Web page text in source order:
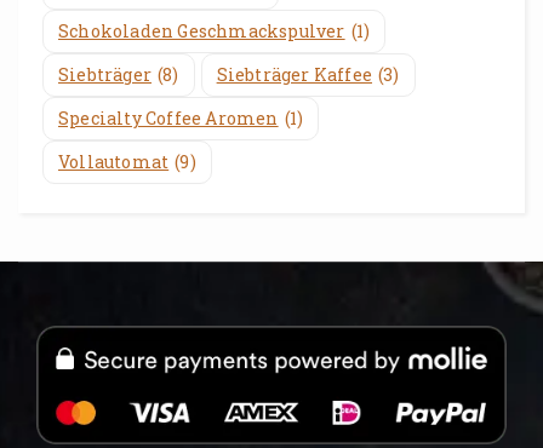
Schokoladen Geschmackspulver (1)
Siebträger (8) Siebträger Kaffee (3)
Specialty Coffee Aromen (1)
Vollautomat (9)